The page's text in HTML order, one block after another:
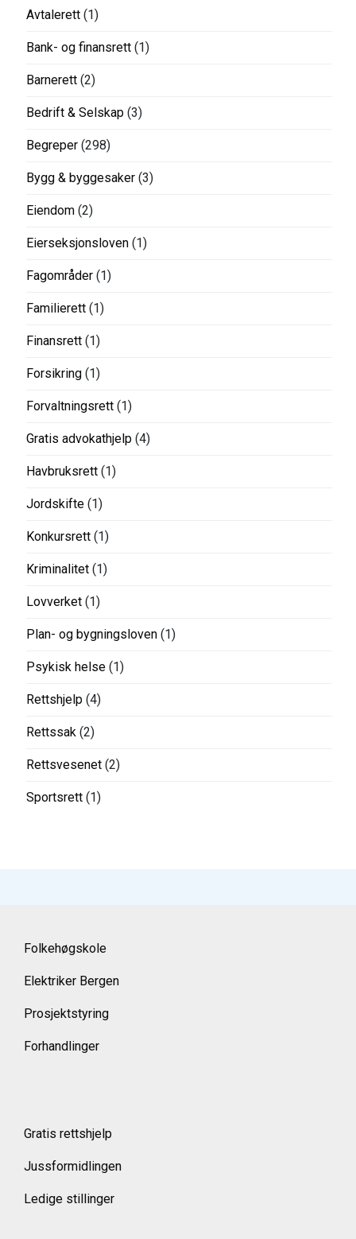
Avtalerett (1)
Bank- og finansrett (1)
Barnerett (2)
Bedrift & Selskap (3)
Begreper (298)
Bygg & byggesaker (3)
Eiendom (2)
Eierseksjonsloven (1)
Fagområder (1)
Familierett (1)
Finansrett (1)
Forsikring (1)
Forvaltningsrett (1)
Gratis advokathjelp (4)
Havbruksrett (1)
Jordskifte (1)
Konkursrett (1)
Kriminalitet (1)
Lovverket (1)
Plan- og bygningsloven (1)
Psykisk helse (1)
Rettshjelp (4)
Rettssak (2)
Rettsvesenet (2)
Sportsrett (1)
Folkehøgskole
Elektriker Bergen
Prosjektstyring
Forhandlinger
Gratis rettshjelp
Jussformidlingen
Ledige stillinger